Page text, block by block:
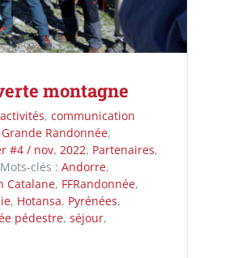
montagne
, communication
Grande Randonnée,
#4 / nov. 2022, Partenaires,
Mots-clés : Andorre,
Catalane, FFRandonnée,
, Hotansa, Pyrénées,
pédestre, séjour,